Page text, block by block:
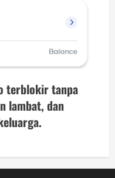
terblokir tanpa
lambat, dan